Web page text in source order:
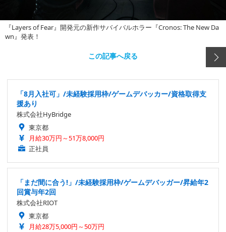
『Layers of Fear』開発元の新作サバイバルホラー『Cronos: The New Da
wn』発表！
この記事へ戻る
「8月入社可」/未経験採用枠/ゲームデバッカー/資格取得支
援あり
株式会社HyBridge
東京都
月給30万円～51万8,000円
正社員
「まだ間に合う!」/未経験採用枠/ゲームデバッガー/昇給年2
回賞与年2回
株式会社RIOT
東京都
月給28万5,000円～50万円